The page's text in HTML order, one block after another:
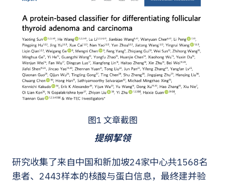
图1 文章截图
提纲挈领
研究收集了来自中国和新加坡24家中心共1568名
患者、2443样本的核酸与蛋白信息，最终建并验